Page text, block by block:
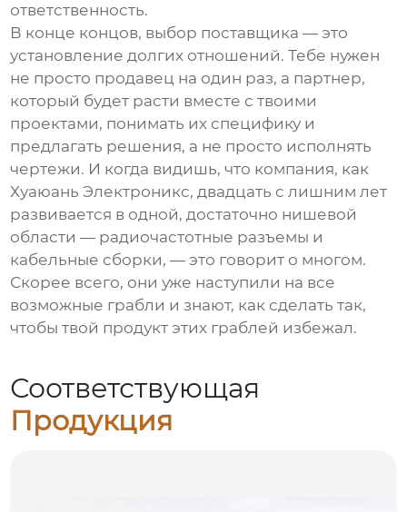
ответственность.
В конце концов, выбор поставщика — это
установление долгих отношений. Тебе нужен
не просто продавец на один раз, а партнер,
который будет расти вместе с твоими
проектами, понимать их специфику и
предлагать решения, а не просто исполнять
чертежи. И когда видишь, что компания, как
Хуаюань Электроникс, двадцать с лишним лет
развивается в одной, достаточно нишевой
области — радиочастотные разъемы и
кабельные сборки, — это говорит о многом.
Скорее всего, они уже наступили на все
возможные грабли и знают, как сделать так,
чтобы твой продукт этих граблей избежал.
Соответствующая
Продукция